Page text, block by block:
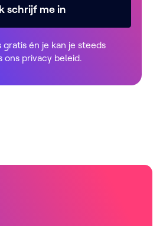
schrijf me in
gratis én je kan je steeds
ons privacy beleid.